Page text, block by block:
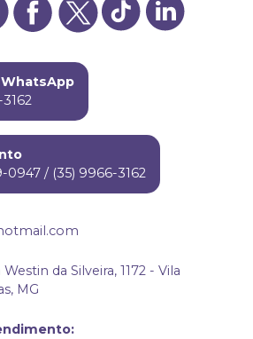
WhatsApp
0947 / (35) 9966-3162
da Silveira, 1172 - Vila
MG
: